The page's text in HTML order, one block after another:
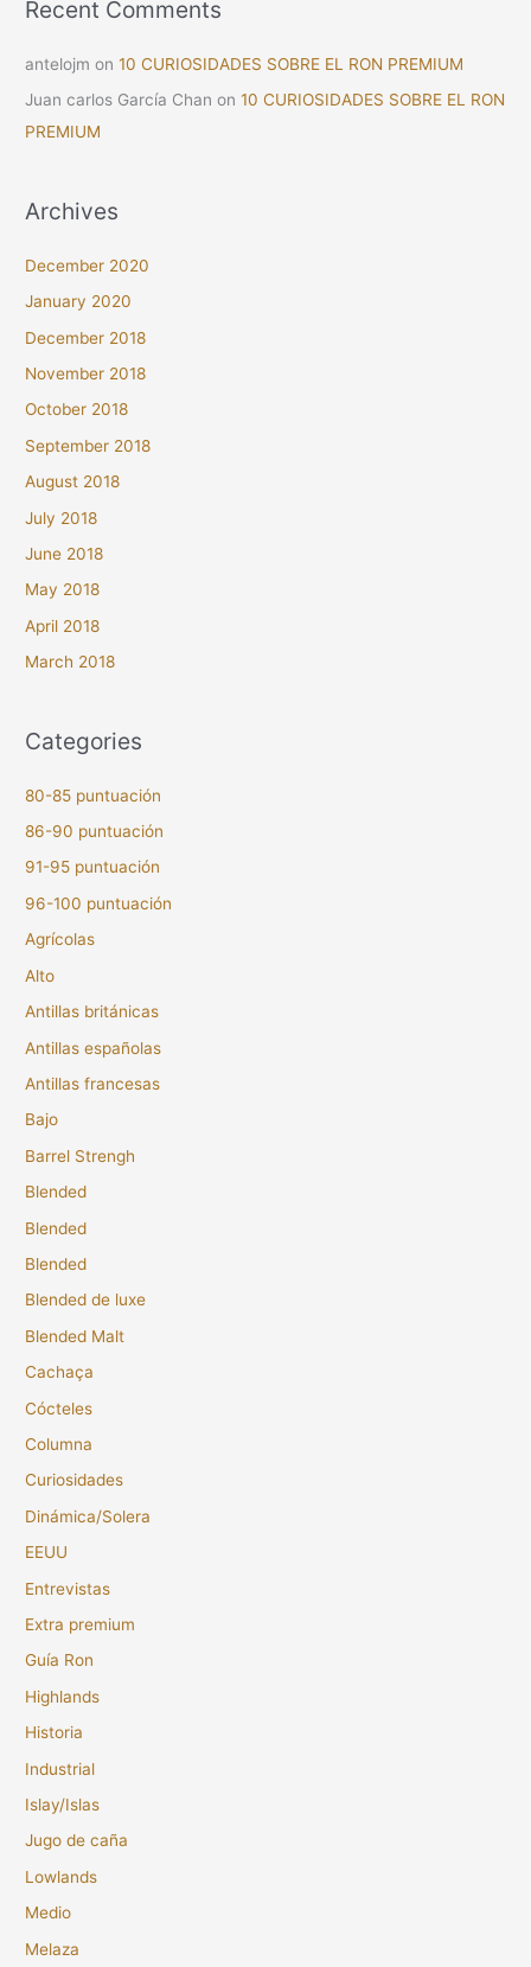
Recent Comments
antelojm on10 CURIOSIDADES SOBRE EL RON PREMIUM
Juan carlos García Chan on10 CURIOSIDADES SOBRE EL RON
PREMIUM
Archives
December 2020
January 2020
December 2018
November 2018
October 2018
September 2018
August 2018
July 2018
June 2018
May 2018
April 2018
March 2018
Categories
80-85 puntuación
86-90 puntuación
91-95 puntuación
96-100 puntuación
Agrícolas
Alto
Antillas británicas
Antillas españolas
Antillas francesas
Bajo
Barrel Strengh
Blended
Blended
Blended
Blended de luxe
Blended Malt
Cachaça
Cócteles
Columna
Curiosidades
Dinámica/Solera
EEUU
Entrevistas
Extra premium
Guía Ron
Highlands
Historia
Industrial
Islay/Islas
Jugo de caña
Lowlands
Medio
Melaza